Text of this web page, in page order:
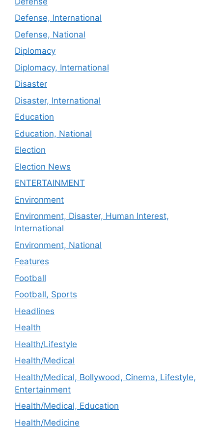
Defense, International
Defense, National
Diplomacy
Diplomacy, International
Disaster
Disaster, International
Education
Education, National
Election
Election News
ENTERTAINMENT
Environment
Environment, Disaster, Human Interest,
International
Environment, National
Features
Football
Football, Sports
Headlines
Health
Health/Lifestyle
Health/Medical
Health/Medical, Bollywood, Cinema, Lifestyle,
Entertainment
Health/Medical, Education
Health/Medicine